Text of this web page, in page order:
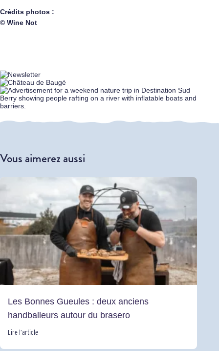
Crédits photos :
© Wine Not
Vous aimerez aussi
Les Bonnes Gueules : deux anciens
handballeurs autour du brasero
Lire l’article